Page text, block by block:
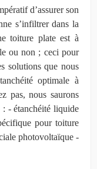
d’assurer son
s’infiltrer dans la
toiture plate est à
ou non ; ceci pour
solutions que nous
optimale à
pas, nous saurons
: - étanchéité liquide
pour toiture
photovoltaïque -